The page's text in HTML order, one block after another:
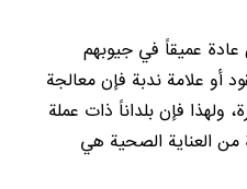
عميقاً في جيوبهم
أو علامة ندبة فإن معالجة
ولهذا فإن بلداناً ذات عملة
العناية الصحية هي